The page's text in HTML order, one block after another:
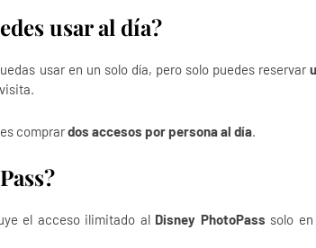
usar al día?
usar en un solo día, pero solo puedes reservar
comprardos accesos por persona al día.
el acceso ilimitado al Disney PhotoPass solo en